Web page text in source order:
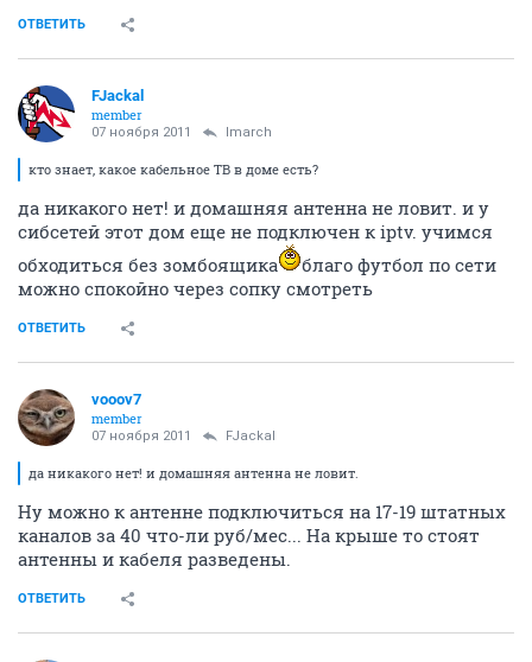
ОТВЕТИТЬ
FJackal
member
07 ноября 2011 lmarch
кто знает, какое кабельное ТВ в доме есть?
да никакого нет! и домашняя антенна не ловит. и у
сибсетей этот дом еще не подключен к iptv. учимся
обходиться без зомбоящика
благо футбол по сети
можно спокойно через сопку смотреть
ОТВЕТИТЬ
vooov7
member
07 ноября 2011 FJackal
да никакого нет! и домашняя антенна не ловит.
Ну можно к антенне подключиться на 17-19 штатных
каналов за 40 что-ли руб/мес... На крыше то стоят
антенны и кабеля разведены.
ОТВЕТИТЬ